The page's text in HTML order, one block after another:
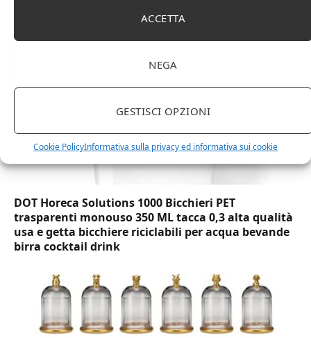
ACCETTA
NEGA
GESTISCI OPZIONI
Cookie PolicyInformativa sulla privacy ed informativa sui cookie
DOT Horeca Solutions 1000 Bicchieri PET
trasparenti monouso 350 ML tacca 0,3 alta qualità
usa e getta bicchiere riciclabili per acqua bevande
birra cocktail drink